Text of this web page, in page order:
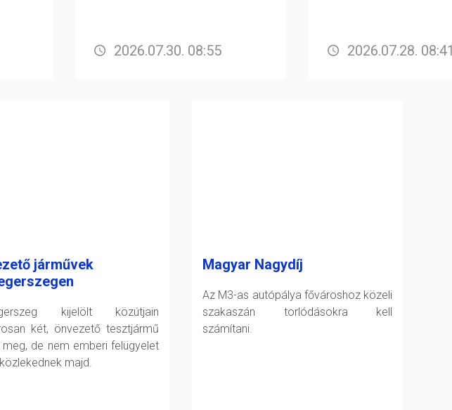
2026.07.30. 08:55 2026.07.28. 08:41
járművek
kijelölt közútjain
két, önvezető tesztjármű
meg, de nem emberi felügyelet
majd.
Magyar Nagydíj
Az M3-as autópálya fővároshoz közeli
szakaszán torlódásokra kell
számítani.